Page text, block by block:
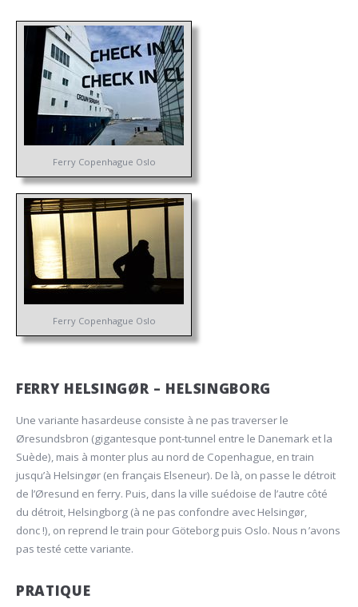
Ferry Copenhague Oslo
Ferry Copenhague Oslo
FERRY HELSINGØR – HELSINGBORG
Une variante hasardeuse consiste à ne pas traverser le
Øresundsbron (gigantesque pont-tunnel entre le Danemark et la
Suède), mais à monter plus au nord de Copenhague, en train
jusqu’à Helsingør (en français Elseneur). De là, on passe le détroit
de l’Øresund en ferry. Puis, dans la ville suédoise de l’autre côté
du détroit, Helsingborg (à ne pas confondre avec Helsingør,
donc !), on reprend le train pour Göteborg puis Oslo. Nous n ’avons
pas testé cette variante.
PRATIQUE